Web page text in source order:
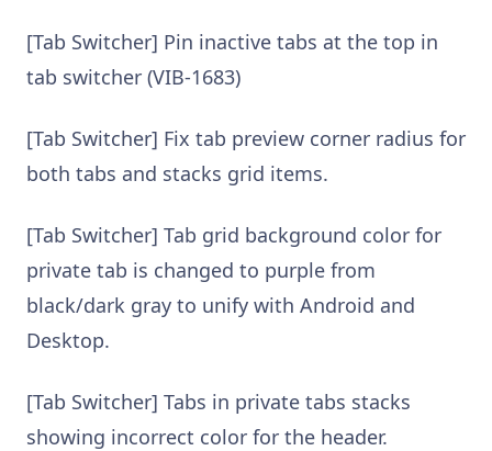
[Tab Switcher] Pin inactive tabs at the top in
tab switcher (VIB-1683)
[Tab Switcher] Fix tab preview corner radius for
both tabs and stacks grid items.
[Tab Switcher] Tab grid background color for
private tab is changed to purple from
black/dark gray to unify with Android and
Desktop.
[Tab Switcher] Tabs in private tabs stacks
showing incorrect color for the header.